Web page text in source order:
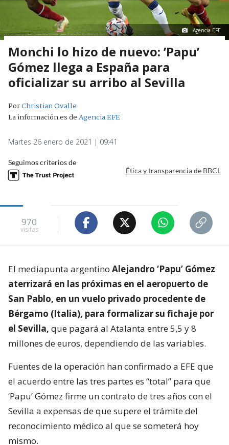
Agencia EFE
Monchi lo hizo de nuevo: ’Papu’
Gómez llega a España para
oficializar su arribo al Sevilla
PorChristian Ovalle
La información es deAgencia EFE
Martes 26 enero de 2021 | 09:41
Seguimos criterios de
Ética y transparencia de BBCL
970
visitas
El mediapunta argentino Alejandro ‘Papu’ Gómez
aterrizará en las próximas en el aeropuerto de
San Pablo, en un vuelo privado procedente de
Bérgamo (Italia), para formalizar su fichaje por
el Sevilla, que pagará al Atalanta entre 5,5 y 8
millones de euros, dependiendo de las variables.
Fuentes de la operación han confirmado a EFE que
el acuerdo entre las tres partes es “total” para que
‘Papu’ Gómez firme un contrato de tres años con el
Sevilla a expensas de que supere el trámite del
reconocimiento médico al que se someterá hoy
mismo.